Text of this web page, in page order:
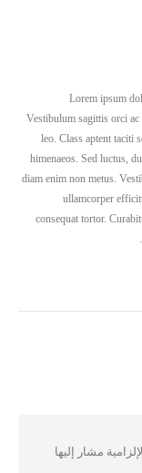
Lorem ipsum
Vestibulum sagittis orci
leo. Class aptent taciti
himenaeos. Sed luctus,
diam enim non metus.
ullamcorper
consequat tortor.
مشار إليها